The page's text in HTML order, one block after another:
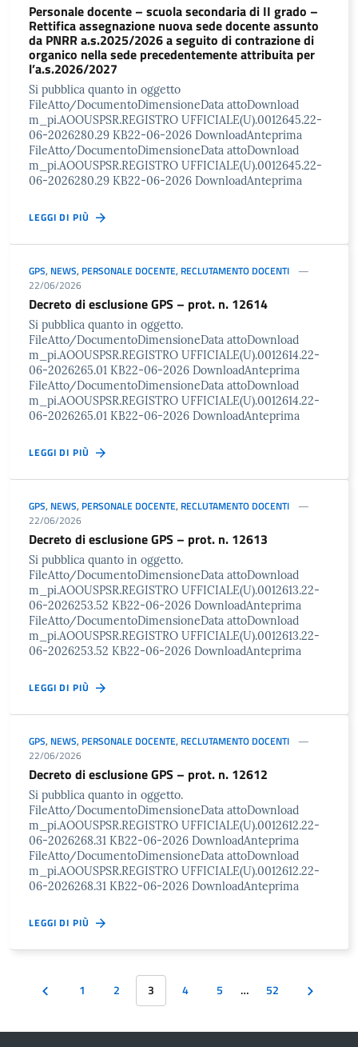
Personale docente – scuola secondaria di II grado –
Rettifica assegnazione nuova sede docente assunto
da PNRR a.s.2025/2026 a seguito di contrazione di
organico nella sede precedentemente attribuita per
l’a.s.2026/2027
Si pubblica quanto in oggetto
FileAtto/DocumentoDimensioneData attoDownload
m_pi.AOOUSPSR.REGISTRO UFFICIALE(U).0012645.22-
06-2026280.29 KB22-06-2026 DownloadAnteprima
FileAtto/DocumentoDimensioneData attoDownload
m_pi.AOOUSPSR.REGISTRO UFFICIALE(U).0012645.22-
06-2026280.29 KB22-06-2026 DownloadAnteprima
LEGGI DI PIÙ
GPS, NEWS, PERSONALE DOCENTE, RECLUTAMENTO DOCENTI
22/06/2026
Decreto di esclusione GPS – prot. n. 12614
Si pubblica quanto in oggetto.
FileAtto/DocumentoDimensioneData attoDownload
m_pi.AOOUSPSR.REGISTRO UFFICIALE(U).0012614.22-
06-2026265.01 KB22-06-2026 DownloadAnteprima
FileAtto/DocumentoDimensioneData attoDownload
m_pi.AOOUSPSR.REGISTRO UFFICIALE(U).0012614.22-
06-2026265.01 KB22-06-2026 DownloadAnteprima
LEGGI DI PIÙ
GPS, NEWS, PERSONALE DOCENTE, RECLUTAMENTO DOCENTI
22/06/2026
Decreto di esclusione GPS – prot. n. 12613
Si pubblica quanto in oggetto.
FileAtto/DocumentoDimensioneData attoDownload
m_pi.AOOUSPSR.REGISTRO UFFICIALE(U).0012613.22-
06-2026253.52 KB22-06-2026 DownloadAnteprima
FileAtto/DocumentoDimensioneData attoDownload
m_pi.AOOUSPSR.REGISTRO UFFICIALE(U).0012613.22-
06-2026253.52 KB22-06-2026 DownloadAnteprima
LEGGI DI PIÙ
GPS, NEWS, PERSONALE DOCENTE, RECLUTAMENTO DOCENTI
22/06/2026
Decreto di esclusione GPS – prot. n. 12612
Si pubblica quanto in oggetto.
FileAtto/DocumentoDimensioneData attoDownload
m_pi.AOOUSPSR.REGISTRO UFFICIALE(U).0012612.22-
06-2026268.31 KB22-06-2026 DownloadAnteprima
FileAtto/DocumentoDimensioneData attoDownload
m_pi.AOOUSPSR.REGISTRO UFFICIALE(U).0012612.22-
06-2026268.31 KB22-06-2026 DownloadAnteprima
LEGGI DI PIÙ
1 2 3 4 5 … 52